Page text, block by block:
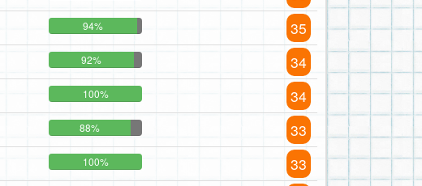
94% 35
92% 34
100% 34
88% 33
100% 33